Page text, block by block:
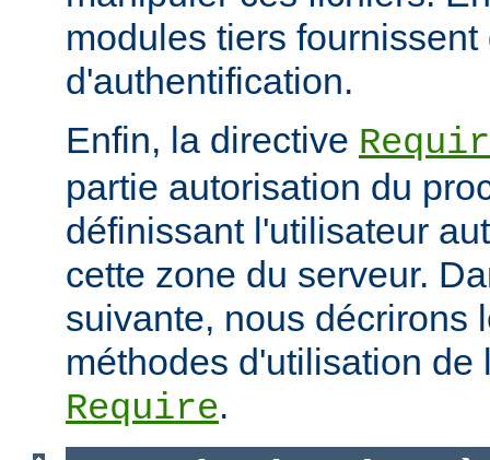
modules tiers
d'authentification.
Enfin, la directive
partie autorisation du
définissant l'utilisateur
cette zone du serveur.
suivante, nous décrirons
méthodes d'utilisation de
Require.